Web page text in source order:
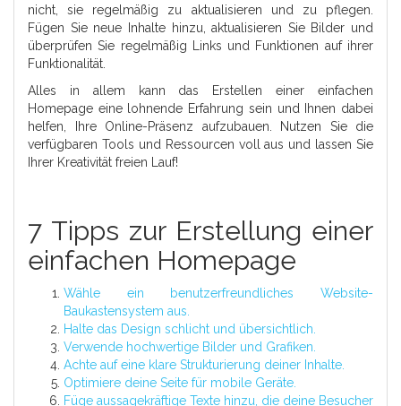
nicht, sie regelmäßig zu aktualisieren und zu pflegen.
Fügen Sie neue Inhalte hinzu, aktualisieren Sie Bilder und
überprüfen Sie regelmäßig Links und Funktionen auf ihrer
Funktionalität.
Alles in allem kann das Erstellen einer einfachen
Homepage eine lohnende Erfahrung sein und Ihnen dabei
helfen, Ihre Online-Präsenz aufzubauen. Nutzen Sie die
verfügbaren Tools und Ressourcen voll aus und lassen Sie
Ihrer Kreativität freien Lauf!
7 Tipps zur Erstellung einer
einfachen Homepage
Wähle ein benutzerfreundliches Website-
Baukastensystem aus.
Halte das Design schlicht und übersichtlich.
Verwende hochwertige Bilder und Grafiken.
Achte auf eine klare Strukturierung deiner Inhalte.
Optimiere deine Seite für mobile Geräte.
Füge aussagekräftige Texte hinzu, die deine Besucher